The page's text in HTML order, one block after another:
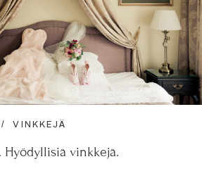
VINKKEJÄ
Hyödyllisiä vinkkejä.